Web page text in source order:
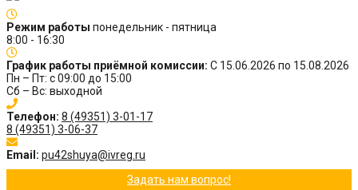
Режим работы понедельник - пятница
8:00 - 16:30
График работы приёмной комиссии: С 15.06.2026 по 15.08.2026
Пн – Пт: с 09:00 до 15:00
Сб – Вс: выходной
Телефон: 8 (49351) 3-01-17
8 (49351) 3-06-37
Email: pu42shuya@ivreg.ru
Задать нам вопрос!